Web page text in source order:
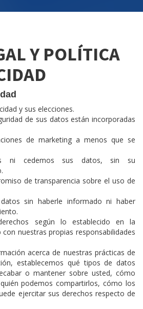
Y POLÍTICA
y sus elecciones.
de sus datos están incorporadas
de marketing a menos que se
ni cedemos sus datos, sin su
de transparencia sobre el uso de
sin haberle informado ni haber
según lo establecido en la
nuestras propias responsabilidades
acerca de nuestras prácticas de
establecemos qué tipos de datos
o mantener sobre usted, cómo
podemos compartirlos, cómo los
ejercitar sus derechos respecto de